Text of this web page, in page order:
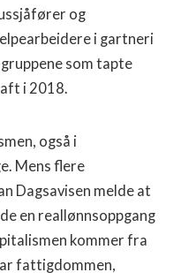
og
i gartneri
som tapte
i 2018.
også i
Mens flere
Dagsavisen melde at
en reallønnsoppgang
kommer fra
fattigdommen,